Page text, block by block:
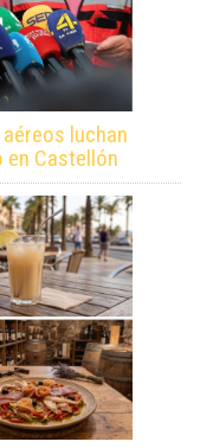
luchan
en Castellón